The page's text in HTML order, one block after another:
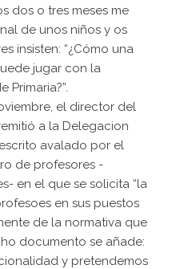
dos o tres meses me
de unos niños y os
insisten: “¿Cómo una
jugar con la
el director del
a la Delegacion
avalado por el
de profesores -
en el que se solicita “la
en sus puestos
de la normativa que
documento se añade:
y pretendemos